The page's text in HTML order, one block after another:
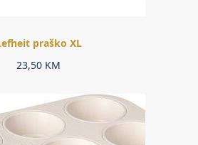
praško XL
23,50 KM